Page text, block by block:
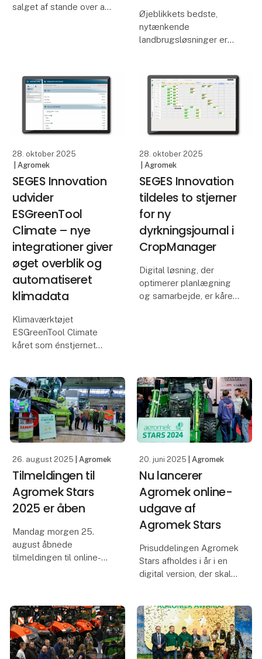
salget af stande over al
Udstillerne på Agromek
2026 har nu rese
Øjeblikkets bedste,
nytænkende
landbrugsløsninger er
af Agromek Stars.
Dommerudvalget og
eksperterne fandt både
3-, 2- og 1-stjernede
nyheder blandt de ind
28. oktober 2025
| Agromek
SEGES Innovation
udvider
ESGreenTool
Climate – nye
integrationer giver
øget overblik og
automatiseret
klimadata
Klimaværktøjet
ESGreenTool Climate
kåret som énstjernet
SEGES Innovation P/S
præsenterer en række
nye integrationer i
der gør det endnu
nemmere
28. oktober 2025
| Agromek
SEGES Innovation
tildeles to stjerner
for ny
dyrkningsjournal i
CropManager
Digital løsning, der
optimerer planlægning
og samarbejde, er kåret
forbedret visning af
dyrkningsjournalen i Cro
26. august 2025 | Agromek
Tilmeldingen til
Agromek Stars
2025 er åben
Mandag morgen 25.
august åbnede
tilmeldingen til online-
rampen i de år, hvor
Nordeuropas største
landbrugsmesse,
Agromek, ikke fi
20. juni 2025 | Agromek
Nu lancerer
Agromek online-
udgave af
Agromek Stars
Prisuddelingen Agromek
Stars afholdes i år i en
digital version, der skal
Nordeuropas største
landbrugsmesse,
Agromek, ikke finder
sted. Online-udgaven af